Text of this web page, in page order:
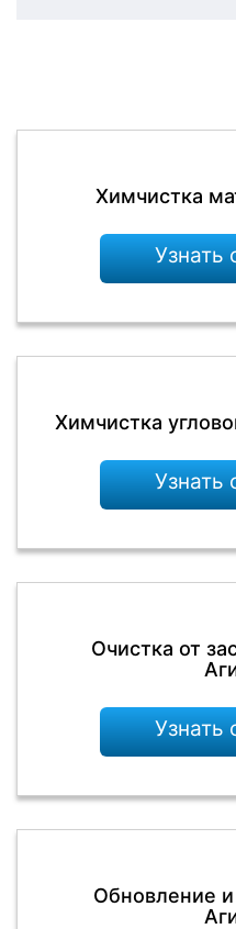
Химчистка
Узнать
Химчистка
Узнать
Очистка от
Узнать
Обновление и